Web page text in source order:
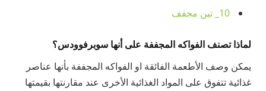
10_ تين مجفف
لماذا تصنف الفواكه المجففة على أنها سوبرفوودس؟
يمكن وصف الأطعمة الفائقة او الفواكه المجففة بأنها عناصر
غذائية تتفوق على المواد الغذائية الأخرى عند مقارنتها بقيمتها